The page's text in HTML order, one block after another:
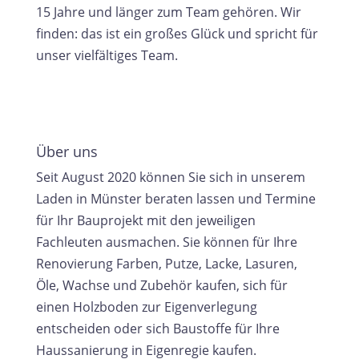
15 Jahre und länger zum Team gehören. Wir
finden: das ist ein großes Glück und spricht für
unser vielfältiges Team.
Über uns
Seit August 2020 können Sie sich in unserem
Laden in Münster beraten lassen und Termine
für Ihr Bauprojekt mit den jeweiligen
Fachleuten ausmachen. Sie können für Ihre
Renovierung Farben, Putze, Lacke, Lasuren,
Öle, Wachse und Zubehör kaufen, sich für
einen Holzboden zur Eigenverlegung
entscheiden oder sich Baustoffe für Ihre
Haussanierung in Eigenregie kaufen.